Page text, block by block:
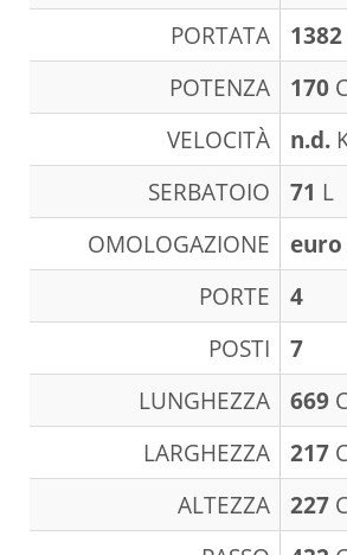
PORTATA
1382
POTENZA
170
VELOCITÀ
n.d.
SERBATOIO
71 L
OMOLOGAZIONE
euro
PORTE
4
POSTI
7
LUNGHEZZA
669
LARGHEZZA
217
ALTEZZA
227